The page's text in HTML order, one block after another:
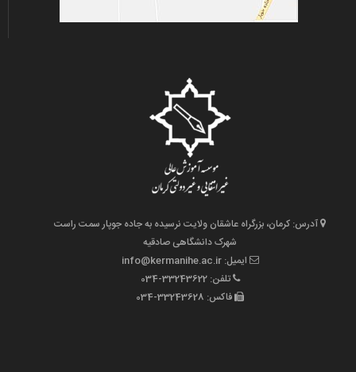
آدرس: کرمان، بزرگراه عاشقان ولایت نرسیده به جاده جوپار سمت راست
شهرک دانشگاهی صادقیه
ایمیل: info@kermanihe.ac.ir
تلفن: 33243622-034
فاکس: 33243628-034